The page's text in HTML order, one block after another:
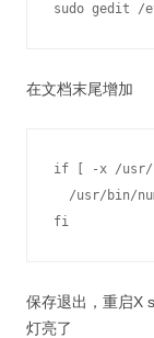
在文档末尾增加
if [ -x /usr/
/usr/bin/
保存退出，重启X
灯亮了